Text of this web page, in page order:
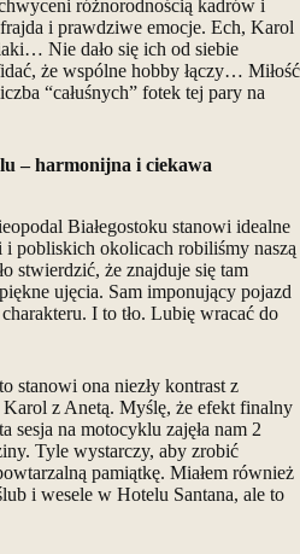
różnorodnością kadrów i
i prawdziwe emocje. Ech, Karol
Nie dało się ich od siebie
że wspólne hobby łączy… Miłość
“całuśnych” fotek tej pary na
– harmonijna i ciekawa
Białegostoku stanowi idealne
pobliskich okolicach robiliśmy naszą
stwierdzić, że znajduje się tam
ujęcia. Sam imponujący pojazd
I to tło. Lubię wracać do
stanowi ona niezły kontrast z
Karol z Anetą. Myślę, że efekt finalny
sesja na motocyklu zajęła nam 2
Tyle wystarczy, aby zrobić
pamiątkę. Miałem również
i wesele w Hotelu Santana, ale to